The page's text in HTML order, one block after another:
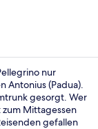
nur
Antonius (Padua).
gesorgt. Wer
zum Mittagessen
gefallen